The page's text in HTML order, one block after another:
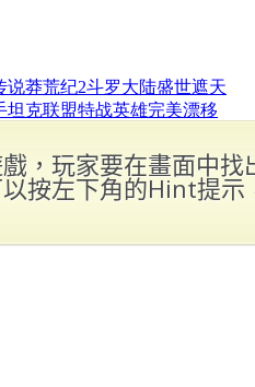
，玩家要在畫面中
按左下角的Hint提示